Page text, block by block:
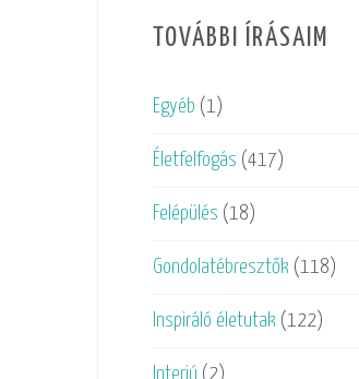
TOVÁBBI ÍRÁSAIM
Egyéb (1)
Életfelfogás (417)
Felépülés (18)
Gondolatébresztők (118)
Inspiráló életutak (122)
Interjú (2)